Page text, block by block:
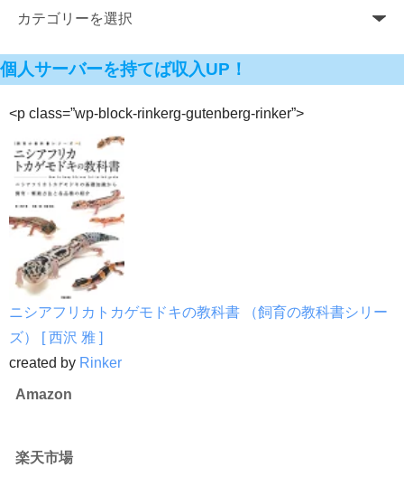
個人サーバーを持てば収入UP！
<p class=”wp-block-rinkerg-gutenberg-rinker”>
ニシアフリカトカゲモドキの教科書 （飼育の教科書シリー
ズ） [ 西沢 雅 ]
created by Rinker
Amazon
楽天市場